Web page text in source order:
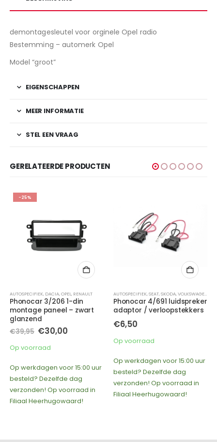
demontagesleutel voor orginele Opel radio
Bestemming – automerk Opel
Model “groot”
EIGENSCHAPPEN
MEER INFORMATIE
STEL EEN VRAAG
GERELATEERDE PRODUCTEN
,DACIA,OPEL,RENAULT
3/206 1-din
paneel – zwart
Oorspronkelijke
was:
€39,95.
€30,00 Huidige
is:
€30,00.
voor 15:00 uur
Dezelfde dag
Op voorraad in
AUTOSPECIFIEK,SEAT,SKODA,VOLKSWAGEN
Phonocar 4/691 luidspreker
adaptor / verloopstekkers
Op voorraad
Op werkdagen voor 15:00 uur
besteld? Dezelfde dag
verzonden! Op voorraad in
Filiaal Heerhugowaard!
besteld?